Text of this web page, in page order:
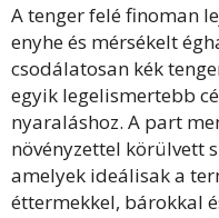
A tenger felé finoman
enyhe és mérsékelt
csodálatosan kék
egyik legelismertebb
nyaraláshoz. A part
növényzettel körülvett
amelyek ideálisak a
éttermekkel, bárokkal